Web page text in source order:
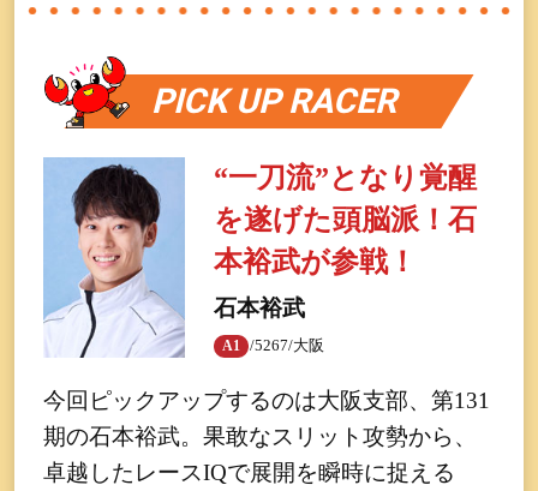
PICK UP RACER
“一刀流”となり覚醒
を遂げた頭脳派！石
本裕武が参戦！
石本裕武
A1 /5267/大阪
今回ピックアップするのは大阪支部、第131
期の石本裕武。果敢なスリット攻勢から、
卓越したレースIQで展開を瞬時に捉える